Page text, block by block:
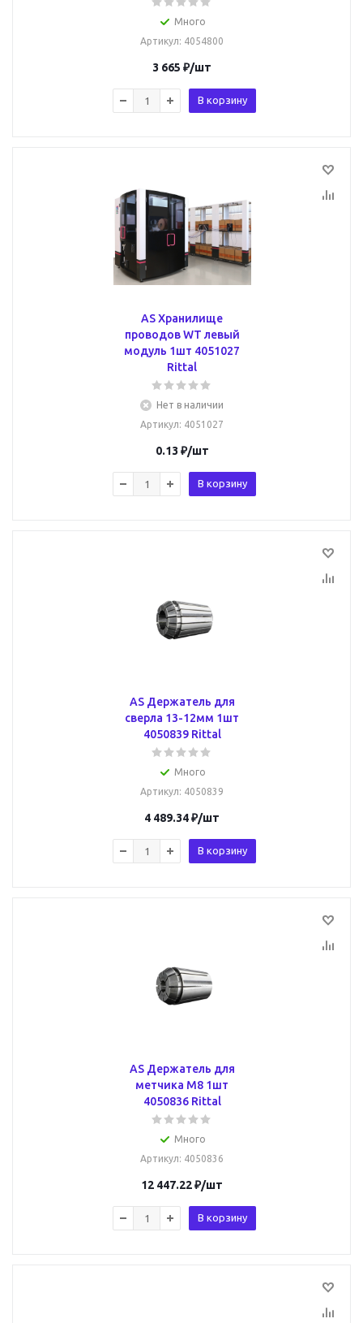
Много
Артикул: 4054800
3 665 ₽/шт
В корзину
AS Хранилище
проводов WT левый
модуль 1шт 4051027
Rittal
Нет в наличии
Артикул: 4051027
0.13 ₽/шт
В корзину
AS Держатель для
сверла 13-12мм 1шт
4050839 Rittal
Много
Артикул: 4050839
4 489.34₽/шт
В корзину
AS Держатель для
метчика М8 1шт
4050836 Rittal
Много
Артикул: 4050836
12 447.22₽/шт
В корзину